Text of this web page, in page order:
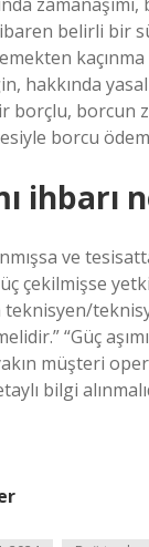
belirli bir
hakkında
borçlu, borcun
borcu
ihbarı
ve
çekilmişse
teknisyen/
“Güç
müşteri
bilgi